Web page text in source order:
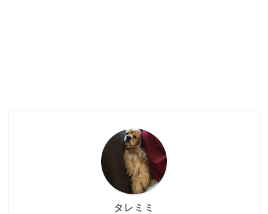
タレミミ